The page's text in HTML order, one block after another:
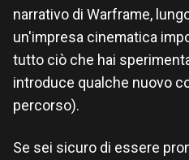
narrativo di Warframe,
un'impresa cinematica
tutto ciò che hai
introduce qualche nuovo
percorso).
Se sei sicuro di essere